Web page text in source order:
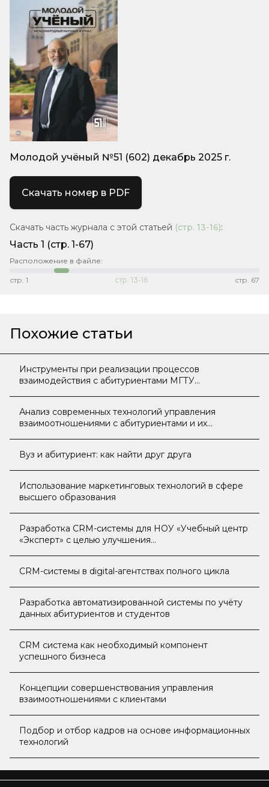
Молодой учёный №51 (602) декабрь 2025 г.
Скачать номер в PDF
Скачать часть журнала с этой статьей (стр. 13-16):
Часть 1 (стр. 1-67)
Расположение в файле:
стр. 1 стр.13-16 стр. 67
Похожие статьи
Инструменты при реализации процессов
взаимодействия с абитуриентами МГТУ
Анализ современных технологий управления
взаимоотношениями с абитуриентами и их
Вуз и абитуриент: как найти друг друга
Использование маркетинговых технологий в сфере
высшего образования
Разработка CRM-системы для НОУ «Учебный центр
«Эксперт» с целью улучшения
CRM-системы в digital-агентствах полного цикла
Разработка автоматизированной системы по учёту
данных абитуриентов и студентов
CRM система как необходимый компонент
успешного бизнеса
Концепции совершенствования управления
взаимоотношениями с клиентами
Подбор и отбор кадров на основе информационных
технологий